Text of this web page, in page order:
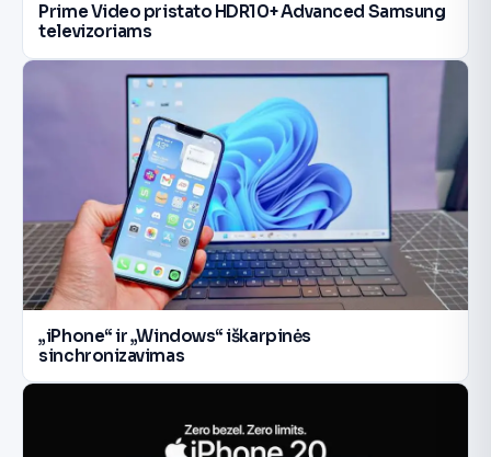
Prime Video pristato HDR10+ Advanced Samsung
televizoriams
„iPhone“ ir „Windows“ iškarpinės
sinchronizavimas